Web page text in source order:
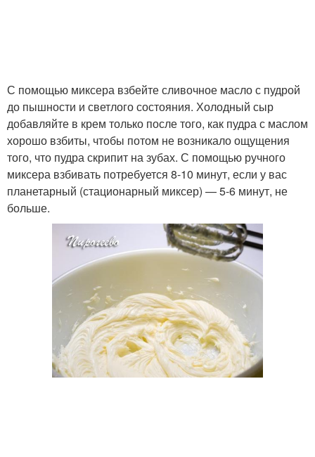
С помощью миксера взбейте сливочное масло с пудрой
до пышности и светлого состояния. Холодный сыр
добавляйте в крем только после того, как пудра с маслом
хорошо взбиты, чтобы потом не возникало ощущения
того, что пудра скрипит на зубах. С помощью ручного
миксера взбивать потребуется 8-10 минут, если у вас
планетарный (стационарный миксер) — 5-6 минут, не
больше.